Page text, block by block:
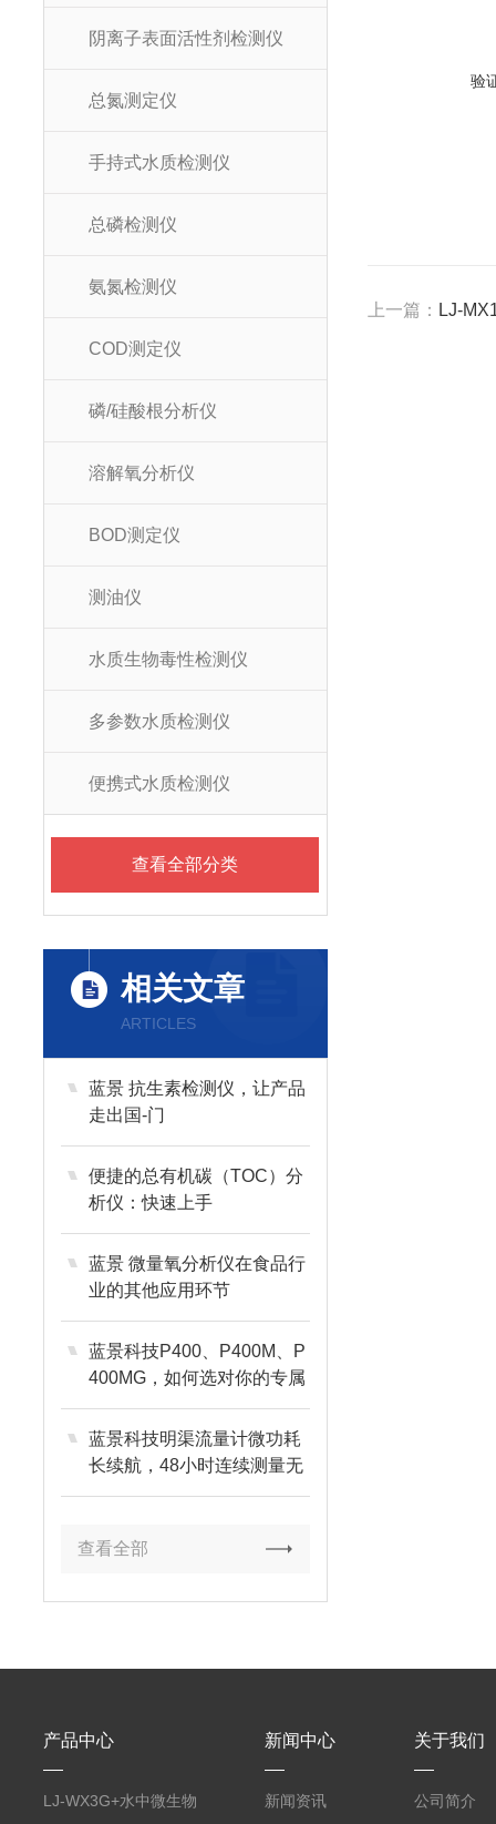
阴离子表面活性剂检测仪
总氮测定仪
手持式水质检测仪
总磷检测仪
氨氮检测仪
COD测定仪
磷/硅酸根分析仪
溶解氧分析仪
BOD测定仪
测油仪
水质生物毒性检测仪
多参数水质检测仪
便携式水质检测仪
查看全部分类
相关文章
ARTICLES
蓝景 抗生素检测仪，让产品
走出国-门
便捷的总有机碳（TOC）分
析仪：快速上手
蓝景 微量氧分析仪在食品行
业的其他应用环节
蓝景科技P400、P400M、P
400MG，如何选对你的专属
均质器
蓝景科技明渠流量计微功耗
长续航，48小时连续测量无
惧断电
查看全部
验
上一篇： LJ-
产品中心
LJ-WX3G+水中微生物
新闻中心
新闻资讯
关于我们
公司简介